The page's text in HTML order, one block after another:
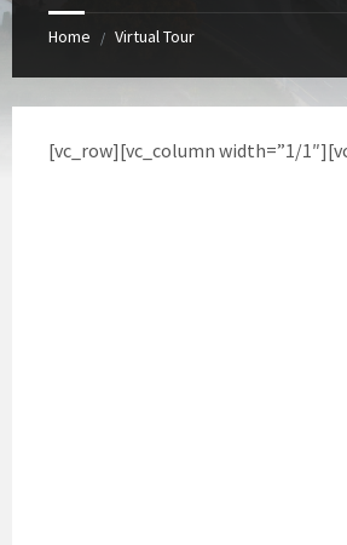
Home / Virtual Tour
[vc_row][vc_column width=”1/